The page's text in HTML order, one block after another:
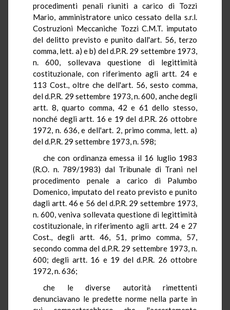
procedimenti penali riuniti a carico di Tozzi
Mario, amministratore unico cessato della s.r.l.
Costruzioni Meccaniche Tozzi C.M.T. imputato
del delitto previsto e punito dall'art. 56, terzo
comma, lett. a) e b) del d.P.R. 29 settembre 1973,
n. 600, sollevava questione di legittimità
costituzionale, con riferimento agli artt. 24 e
113 Cost., oltre che dell'art. 56, sesto comma,
del d.P.R. 29 settembre 1973, n. 600, anche degli
artt. 8, quarto comma, 42 e 61 dello stesso,
nonché degli artt. 16 e 19 del d.P.R. 26 ottobre
1972, n. 636, e dell'art. 2, primo comma, lett. a)
del d.P.R. 29 settembre 1973, n. 598;
che con ordinanza emessa il 16 luglio 1983
(R.O. n. 789/1983) dal Tribunale di Trani nel
procedimento penale a carico di Palumbo
Domenico, imputato del reato previsto e punito
dagli artt. 46 e 56 del d.P.R. 29 settembre 1973,
n. 600, veniva sollevata questione di legittimità
costituzionale, in riferimento agli artt. 24 e 27
Cost., degli artt. 46, 51, primo comma, 57,
secondo comma del d.P.R. 29 settembre 1973, n.
600; degli artt. 16 e 19 del d.P.R. 26 ottobre
1972, n. 636;
che le diverse autorità rimettenti
denunciavano le predette norme nella parte in